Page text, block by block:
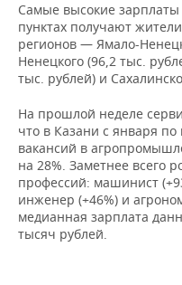
Самые высокие
пунктах получают
регионов — Ямало-
Ненецкого (96,2 тыс.
тыс. рублей) и
На прошлой неделе
что в Казани с января по
вакансий в
на 28%. Заметнее всего
профессий: машинист
инженер (+46%) и
медианная зарплата
тысяч рублей.